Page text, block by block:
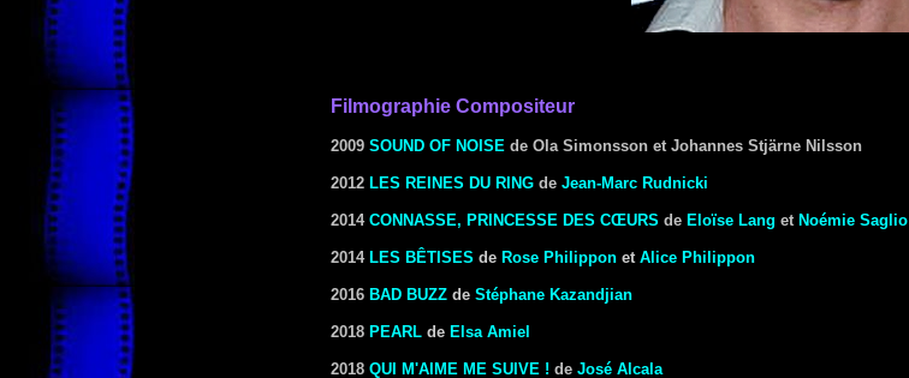
Filmographie Compositeur
2009 SOUND OF NOISE de Ola Simonsson et Johannes Stjärne Nilsson
2012 LES REINES DU RING de Jean-Marc Rudnicki
2014 CONNASSE, PRINCESSE DES CŒURS de Eloïse Lang et Noémie Saglio
2014 LES BÊTISES de Rose Philippon et Alice Philippon
2016 BAD BUZZ de Stéphane Kazandjian
2018 PEARL de Elsa Amiel
2018 QUI M'AIME ME SUIVE ! de José Alcala